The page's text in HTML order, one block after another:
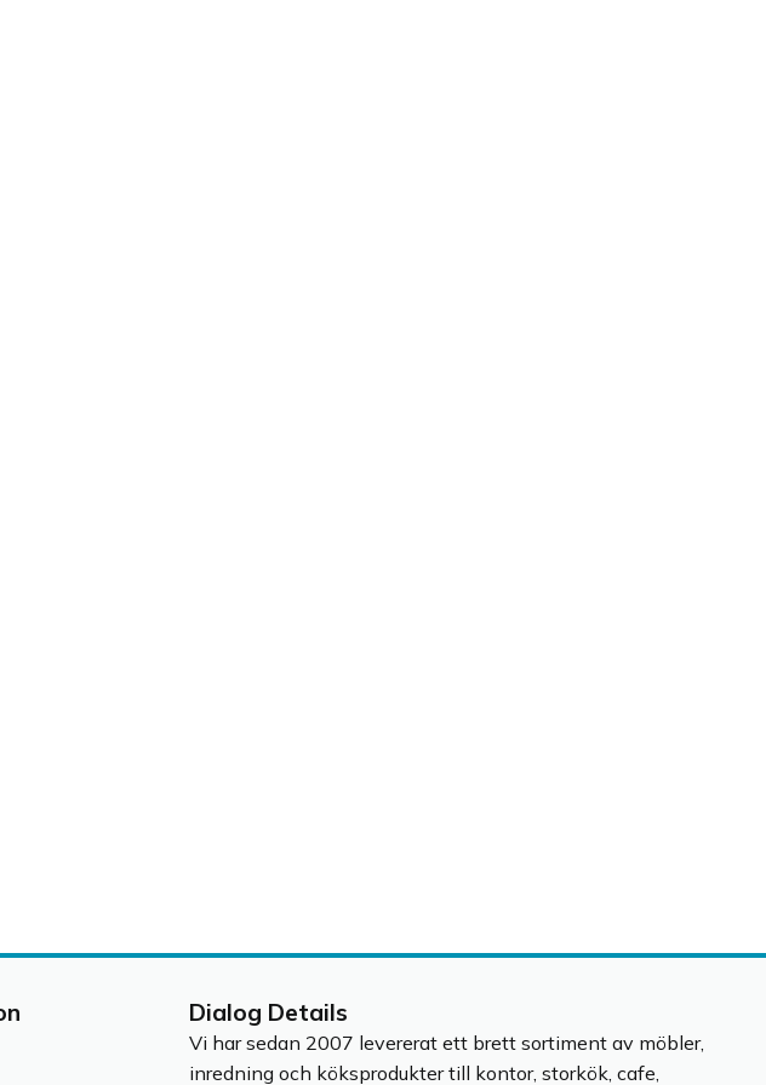
Dialog Details
Vi har sedan 2007 levererat ett brett sortiment av möbler,
inredning och köksprodukter till kontor, storkök, cafe,